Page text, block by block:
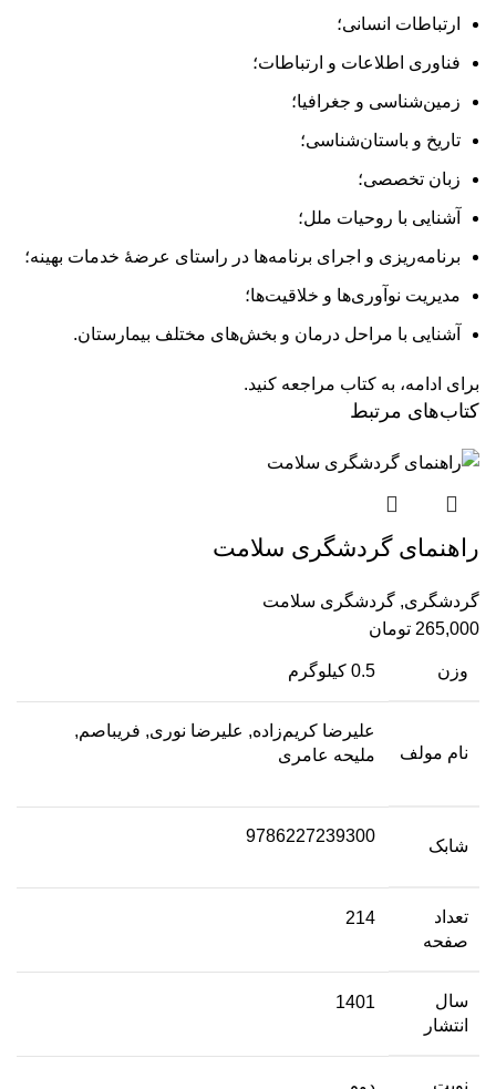
ارتباطات انسانی؛
فناوری اطلاعات و ارتباطات؛
زمین‌شناسی و جغرافیا؛
تاریخ و باستان‌شناسی؛
زبان تخصصی؛
آشنایی با روحیات ملل؛
برنامه‌ریزی و اجرای برنامه‌ها در راستای عرضۀ خدمات بهینه؛
مدیریت نوآوری‌ها و خلاقیت‌ها؛
آشنایی با مراحل درمان و بخش‌های مختلف بیمارستان.
برای ادامه، به کتاب مراجعه کنید.
کتاب‌های مرتبط
راهنمای گردشگری سلامت
گردشگری, گردشگری سلامت
265,000 تومان
وزن 0.5 کیلوگرم
نام مولف
علیرضا کریم‌زاده, علیرضا نوری, فریباصم,
ملیحه عامری
شابک
9786227239300
تعداد
صفحه
214
سال
انتشار
1401
نوبت